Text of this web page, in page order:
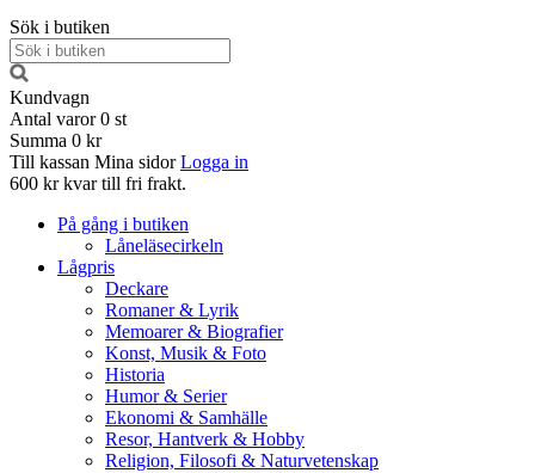
Sök i butiken
Kundvagn
Antal varor 0 st
Summa 0 kr
Till kassan Mina sidor Logga in
600 kr kvar till fri frakt.
På gång i butiken
Låneläsecirkeln
Lågpris
Deckare
Romaner & Lyrik
Memoarer & Biografier
Konst, Musik & Foto
Historia
Humor & Serier
Ekonomi & Samhälle
Resor, Hantverk & Hobby
Religion, Filosofi & Naturvetenskap